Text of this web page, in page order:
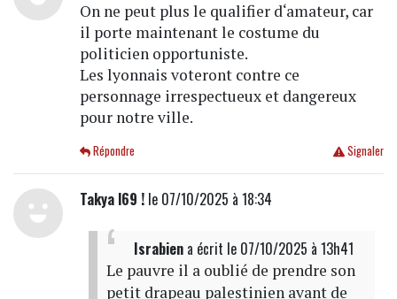
On ne peut plus le qualifier d‘amateur, car
il porte maintenant le costume du
politicien opportuniste.
Les lyonnais voteront contre ce
personnage irrespectueux et dangereux
pour notre ville.
Signaler
Répondre
Takya l69 !le 07/10/2025 à 18:34
Israbiena écrit le 07/10/2025 à 13h41
Le pauvre il a oublié de prendre son
petit drapeau palestinien avant de